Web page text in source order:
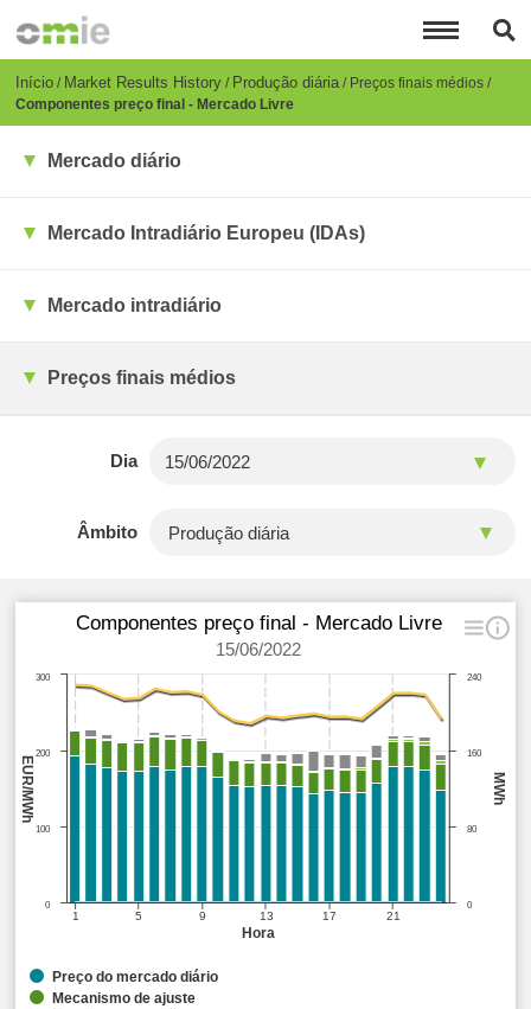
para
conteúdo
principal
Breadcrumb
Início Market Results History Produção diária Preços finais médios
Componentes preço final - Mercado Livre
Mercado diário
Mercado Intradiário Europeu (IDAs)
Mercado intradiário
Preços finais médios
Dia
Âmbito
Hora
MWh
EUR/MWh
Componentes preço final - Mercado Livre
15/06/2022
1 5 9 13 17 21
0
240
80
160
0
100
200
300
Preço do mercado diário
Mecanismo de ajuste